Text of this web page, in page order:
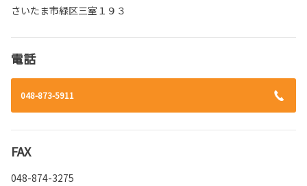
さいたま市緑区三室１９３
電話
048-873-5911
FAX
048-874-3275